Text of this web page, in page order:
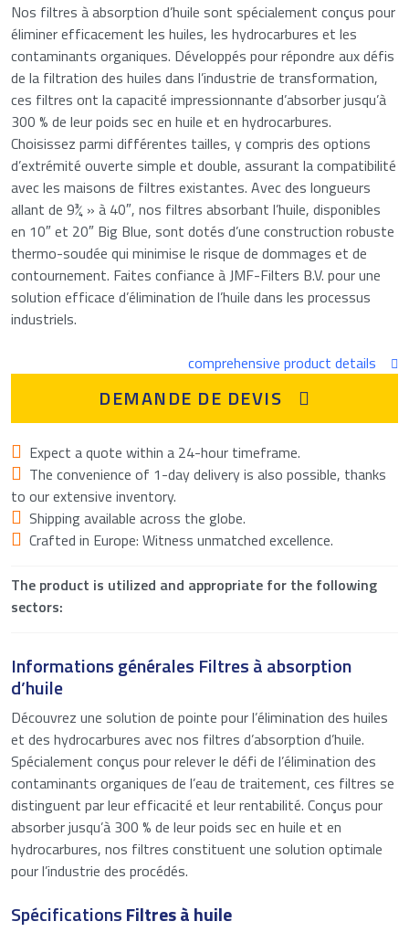
Request a quote for: Filtres à
absorption d’huile
Nom
Prénom
Nom
Courriel*
Enter your details to download the product
specifications.
Nom
Nos filtres à absorption d’huile sont spécialement conçus pour
éliminer efficacement les huiles, les hydrocarbures et les
contaminants organiques. Développés pour répondre aux défis
de la filtration des huiles dans l’industrie de transformation,
ces filtres ont la capacité impressionnante d’absorber jusqu’à
300 % de leur poids sec en huile et en hydrocarbures.
Choisissez parmi différentes tailles, y compris des options
d’extrémité ouverte simple et double, assurant la compatibilité
avec les maisons de filtres existantes. Avec des longueurs
allant de 9¾ » à 40″, nos filtres absorbant l’huile, disponibles
en 10″ et 20″ Big Blue, sont dotés d’une construction robuste
thermo-soudée qui minimise le risque de dommages et de
contournement. Faites confiance à JMF-Filters B.V. pour une
solution efficace d’élimination de l’huile dans les processus
industriels.
comprehensive product details
DEMANDE DE DEVIS
Expect a quote within a 24-hour timeframe.
The convenience of 1-day delivery is also possible, thanks
to our extensive inventory.
Shipping available across the globe.
Crafted in Europe: Witness unmatched excellence.
The product is utilized and appropriate for the following
sectors:
Informations générales Filtres à absorption
d’huile
Découvrez une solution de pointe pour l’élimination des huiles
et des hydrocarbures avec nos filtres d’absorption d’huile.
Spécialement conçus pour relever le défi de l’élimination des
contaminants organiques de l’eau de traitement, ces filtres se
distinguent par leur efficacité et leur rentabilité. Conçus pour
absorber jusqu’à 300 % de leur poids sec en huile et en
hydrocarbures, nos filtres constituent une solution optimale
pour l’industrie des procédés.
SpécificationsFiltres à huile